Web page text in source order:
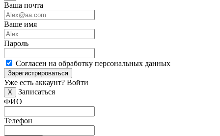
Ваша почта
Ваше имя
Пароль
Согласен на обработку персональных данных
Зарегистрироваться
Уже есть аккаунт? Войти
X
Записаться
ФИО
Телефон